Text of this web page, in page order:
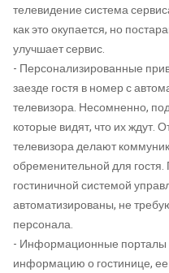
телевидение система
как это окупается, но
улучшает сервис.
- Персонализированные
заезде гостя в номер с
телевизора. Несомненно,
которые видят, что их ждут.
телевизора делают
обременительной для
гостиничной системой
автоматизированы, не
персонала.
- Информационные порталы
информацию о гостинице,